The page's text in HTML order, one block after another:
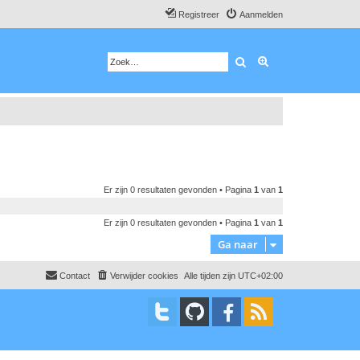
Aanmelden
Registreer
Zoek
Er zijn 0 resultaten gevonden • Pagina 1 van 1
Er zijn 0 resultaten gevonden • Pagina 1 van 1
Ga naar
Alle tijden zijn UTC+02:00
Verwijder cookies
Contact